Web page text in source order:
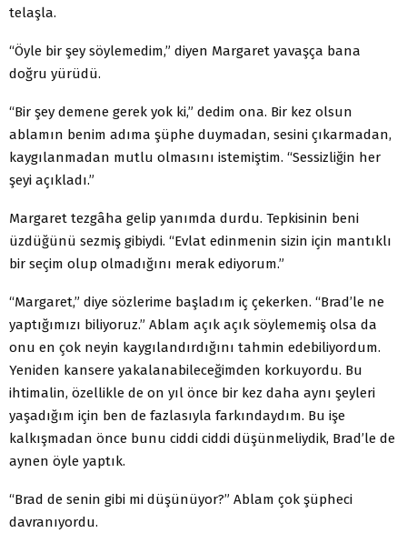
telaşla.
“Öyle bir şey söylemedim,” diyen Margaret yavaşça bana
doğru yürüdü.
“Bir şey demene gerek yok ki,” dedim ona. Bir kez olsun
ablamın benim adıma şüphe duymadan, sesini çıkarmadan,
kaygılanmadan mutlu olmasını istemiştim. “Sessizliğin her
şeyi açıkladı.”
Margaret tezgâha gelip yanımda durdu. Tepkisinin beni
üzdüğünü sezmiş gibiydi. “Evlat edinmenin sizin için mantıklı
bir seçim olup olmadığını merak ediyorum.”
“Margaret,” diye sözlerime başladım iç çekerken. “Brad’le ne
yaptığımızı biliyoruz.” Ablam açık açık söylememiş olsa da
onu en çok neyin kaygılandırdığını tahmin edebiliyordum.
Yeniden kansere yakalanabileceğimden korkuyordu. Bu
ihtimalin, özellikle de on yıl önce bir kez daha aynı şeyleri
yaşadığım için ben de fazlasıyla farkındaydım. Bu işe
kalkışmadan önce bunu ciddi ciddi düşünmeliydik, Brad’le de
aynen öyle yaptık.
“Brad de senin gibi mi düşünüyor?” Ablam çok şüpheci
davranıyordu.